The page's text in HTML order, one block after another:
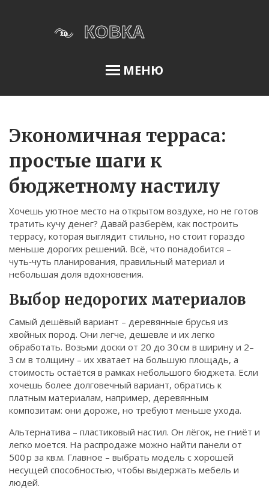
МЕНЮ
Меню
О нас
Условия использования
Политика конфиденциальности
ФЗ-152
Связаться
© 2026. Все права защищены.
Экономичная терраса:
простые шаги к
бюджетному настилу
Хочешь уютное место на открытом воздухе, но не готов
тратить кучу денег? Давай разберём, как построить
террасу, которая выглядит стильно, но стоит гораздо
меньше дорогих решений. Всё, что понадобится –
чуть‑чуть планирования, правильный материал и
небольшая доля вдохновения.
Выбор недорогих материалов
Самый дешёвый вариант – деревянные брусья из
хвойных пород. Они легче, дешевле и их легко
обработать. Возьми доски от 20 до 30 см в ширину и 2–
3 см в толщину – их хватает на большую площадь, а
стоимость остаётся в рамках небольшого бюджета. Если
хочешь более долговечный вариант, обратись к
платным материалам, например, деревянным
композитам: они дороже, но требуют меньше ухода.
Альтернатива – пластиковый настил. Он лёгок, не гниёт и
легко моется. На распродаже можно найти панели от
500 р за кв.м. Главное – выбрать модель с хорошей
несущей способностью, чтобы выдержать мебель и
людей.